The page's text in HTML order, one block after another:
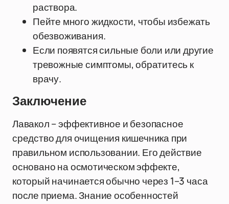
раствора.
Пейте много жидкости, чтобы избежать
обезвоживания.
Если появятся сильные боли или другие
тревожные симптомы, обратитесь к
врачу.
Заключение
Лавакол – эффективное и безопасное
средство для очищения кишечника при
правильном использовании. Его действие
основано на осмотическом эффекте,
который начинается обычно через 1–3 часа
после приема. Знание особенностей